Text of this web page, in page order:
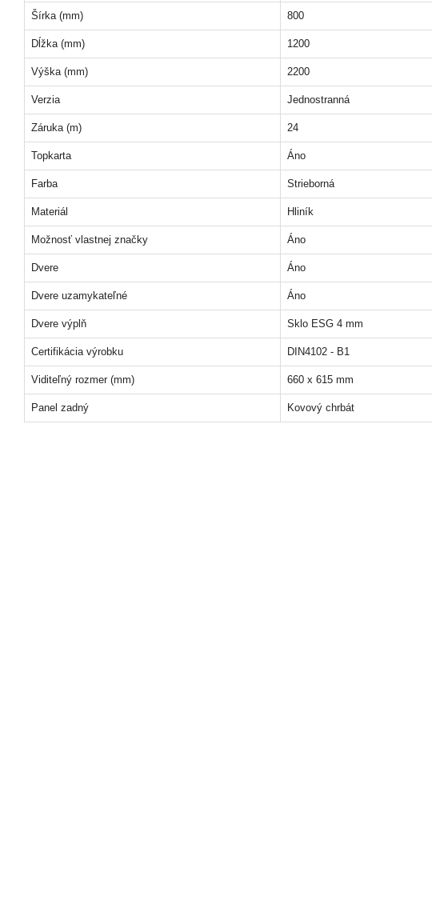
Šírka (mm) 800
Dĺžka (mm) 1200
Výška (mm) 2200
Verzia Jednostranná
Záruka (m) 24
Topkarta Áno
Farba Strieborná
Materiál Hliník
Možnosť vlastnej značky Áno
Dvere Áno
Dvere uzamykateľné Áno
Dvere výplň Sklo ESG 4 mm
Certifikácia výrobku DIN4102 - B1
Viditeľný rozmer (mm) 660 x 615 mm
Panel zadný Kovový chrbát